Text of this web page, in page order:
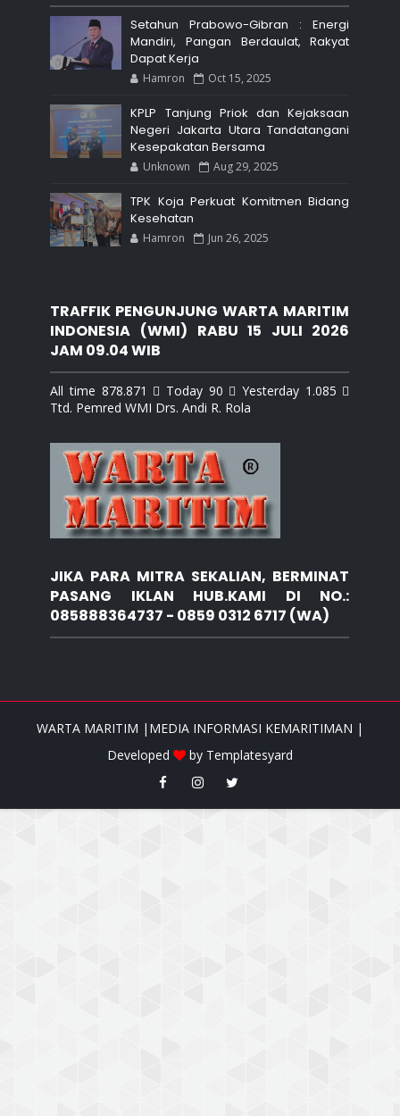
Setahun Prabowo-Gibran : Energi
Mandiri, Pangan Berdaulat, Rakyat
Dapat Kerja
Hamron Oct 15, 2025
KPLP Tanjung Priok dan Kejaksaan
Negeri Jakarta Utara Tandatangani
Kesepakatan Bersama
Unknown Aug 29, 2025
TPK Koja Perkuat Komitmen Bidang
Kesehatan
Hamron Jun 26, 2025
TRAFFIK PENGUNJUNG WARTA MARITIM
INDONESIA (WMI) RABU 15 JULI 2026
JAM 09.04 WIB
All time 878.871  Today 90  Yesterday 1.085 
Ttd. Pemred WMI Drs. Andi R. Rola
JIKA PARA MITRA SEKALIAN, BERMINAT
PASANG IKLAN HUB.KAMI DI NO.:
085888364737 - 0859 0312 6717 (WA)
WARTA MARITIM |MEDIA INFORMASI KEMARITIMAN |
Developed
by Templatesyard